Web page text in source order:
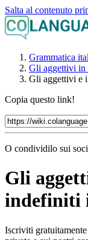
Salta al contenuto
Grammatica
Gli aggettivi in
Gli aggettivi e
Copia questo link!
O condividilo sui
Gli
indefiniti
Iscriviti